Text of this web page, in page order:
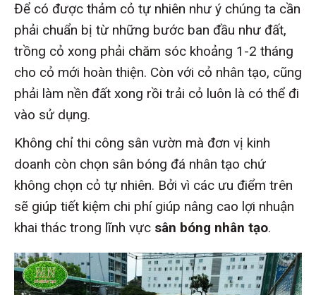
Để có được thảm cỏ tự nhiên như ý chúng ta cần
phải chuẩn bị từ những bước ban đầu như đất,
trồng cỏ xong phải chăm sóc khoảng 1-2 tháng
cho cỏ mới hoàn thiện. Còn với cỏ nhân tạo, cũng
phải làm nền đất xong rồi trải cỏ luôn là có thể đi
vào sử dụng.
Không chỉ thi công sân vườn mà đơn vị kinh
doanh còn chọn sân bóng đá nhân tạo chứ
không chọn cỏ tự nhiên. Bởi vì các ưu điểm trên
sẽ giúp tiết kiệm chi phí giúp nâng cao lợi nhuận
khai thác trong lĩnh vực sân bóng nhân tạo.